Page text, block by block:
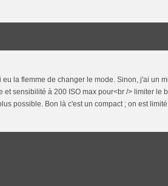
la flemme de changer le mode. Sinon, j'ai un
sensibilité à 200 ISO max pour<br /> limiter le
possible. Bon là c'est un compact ; on est